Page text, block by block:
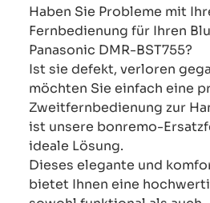
Haben Sie Probleme mit
Fernbedienung für Ihren
Panasonic DMR-BST755?
Ist sie defekt, verloren
möchten Sie einfach eine
Zweitfernbedienung zur
ist unsere bonremo-
ideale Lösung.
Dieses elegante und
bietet Ihnen eine